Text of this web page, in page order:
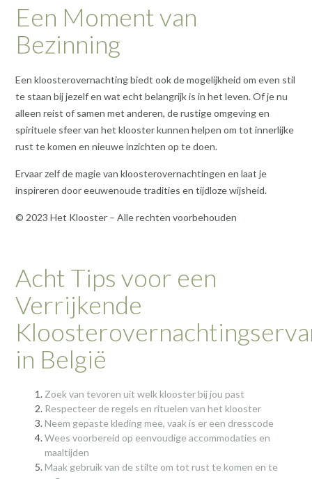
Een Moment van
Bezinning
Een kloosterovernachting biedt ook de mogelijkheid om even stil
te staan bij jezelf en wat echt belangrijk is in het leven. Of je nu
alleen reist of samen met anderen, de rustige omgeving en
spirituele sfeer van het klooster kunnen helpen om tot innerlijke
rust te komen en nieuwe inzichten op te doen.
Ervaar zelf de magie van kloosterovernachtingen en laat je
inspireren door eeuwenoude tradities en tijdloze wijsheid.
© 2023 Het Klooster – Alle rechten voorbehouden
Acht Tips voor een
Verrijkende
in België
Zoek van tevoren uit welk klooster bij jou past
Respecteer de regels en rituelen van het klooster
Neem gepaste kleding mee, vaak is er een dresscode
Wees voorbereid op eenvoudige accommodaties en
maaltijden
Maak gebruik van de stilte om tot rust te komen en te